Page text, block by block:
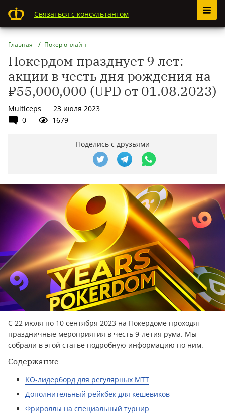
Связаться с консультантом
Главная Покер онлайн
Покердом празднует 9 лет:
акции в честь дня рождения на
₽55,000,000 (UPD от 01.08.2023)
Multiceps
23 июля 2023
0
1679
Поделись с друзьями
С 22 июля по 10 сентября 2023 на Покердоме проходят
праздничные мероприятия в честь 9-летия рума. Мы
собрали в этой статье подробную информацию по ним.
Содержание
KO-лидерборд для регулярных МТТ
Дополнительный рейкбек для кешевиков
Фрироллы на специальный турнир